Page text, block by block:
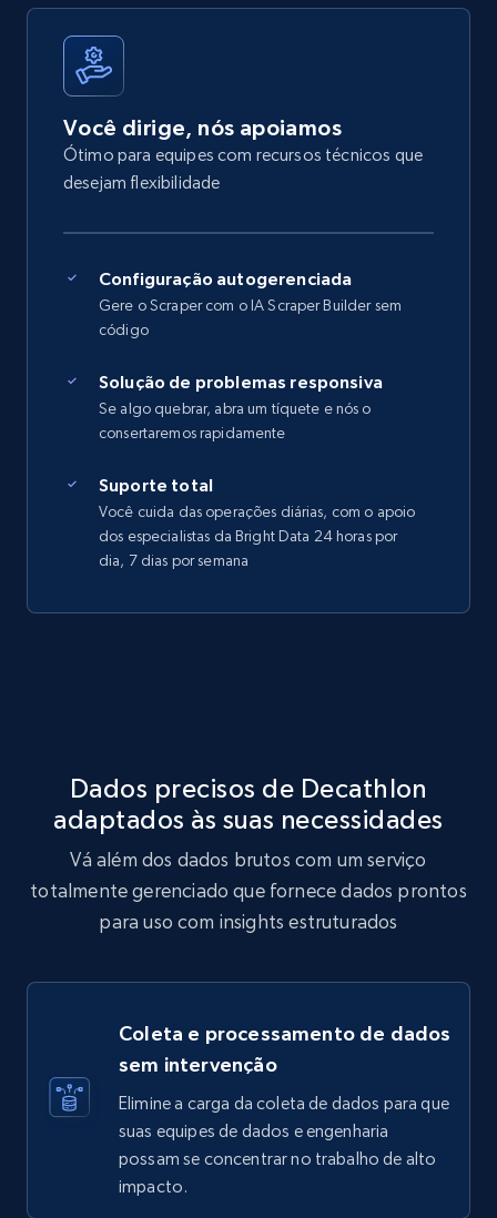
Você dirige, nós apoiamos
Ótimo para equipes com recursos técnicos que
desejam flexibilidade
Configuração autogerenciada
Gere o Scraper com o IA Scraper Builder sem
código
Solução de problemas responsiva
Se algo quebrar, abra um tíquete e nós o
consertaremos rapidamente
Suporte total
Você cuida das operações diárias, com o apoio
dos especialistas da Bright Data 24 horas por
dia, 7 dias por semana
Dados precisos de Decathlon
adaptados às suas necessidades
Vá além dos dados brutos com um serviço
totalmente gerenciado que fornece dados prontos
para uso com insights estruturados
Coleta e processamento de dados
sem intervenção
Elimine a carga da coleta de dados para que
suas equipes de dados e engenharia
possam se concentrar no trabalho de alto
impacto.